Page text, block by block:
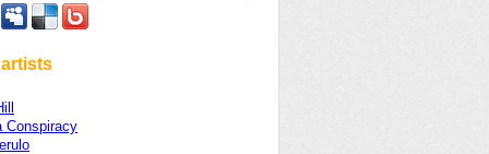
Conspiracy